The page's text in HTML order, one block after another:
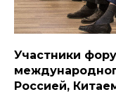
Участники
Россией,